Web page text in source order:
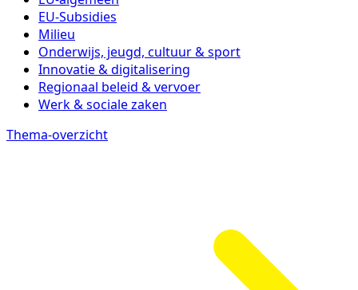
EU-Subsidies
Milieu
Onderwijs, jeugd, cultuur & sport
Innovatie & digitalisering
Regionaal beleid & vervoer
Werk & sociale zaken
Thema-overzicht